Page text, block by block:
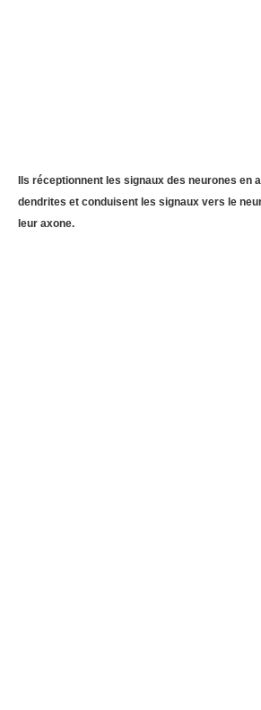
Ils réceptionnent les signaux des neurones en
dendrites et conduisent les signaux vers le
leur axone.